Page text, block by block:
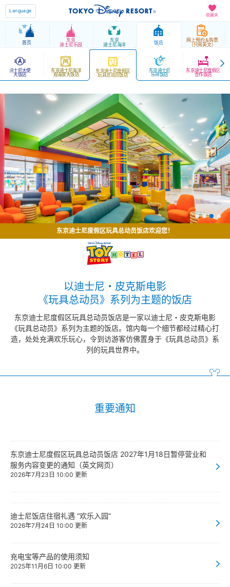
收藏夹
Language
首页 东京
迪士尼乐园
东京
迪士尼海洋 饭店 网上预约＆购票
（只用英文）
迪士尼大使
大饭店
东京迪士尼海洋
观海景大饭店
东京迪士尼度假区
玩具总动员饭店
东京迪士尼
乐祥饭店
东京迪士尼度假区
合作饭店
东京迪士尼度假区玩具总动员饭店欢迎您！
以迪士尼・皮克斯电影
《玩具总动员》系列为主题的饭店
东京迪士尼度假区玩具总动员饭店是一家以迪士尼・皮克斯电影
《玩具总动员》系列为主题的饭店。 馆内每一个细节都经过精心打
造，处处充满欢乐玩心，令到访游客仿佛置身于《玩具总动员》系
列的玩具世界中。
重要通知
东京迪士尼度假区玩具总动员饭店 2027年1月18日暂停营业和
服务内容变更的通知（英文网页）
2026年7月23日 10:00 更新
迪士尼饭店住宿礼遇 “欢乐入园”
2026年7月24日 10:00 更新
充电宝等产品的使用须知
2025年11月6日 10:00 更新